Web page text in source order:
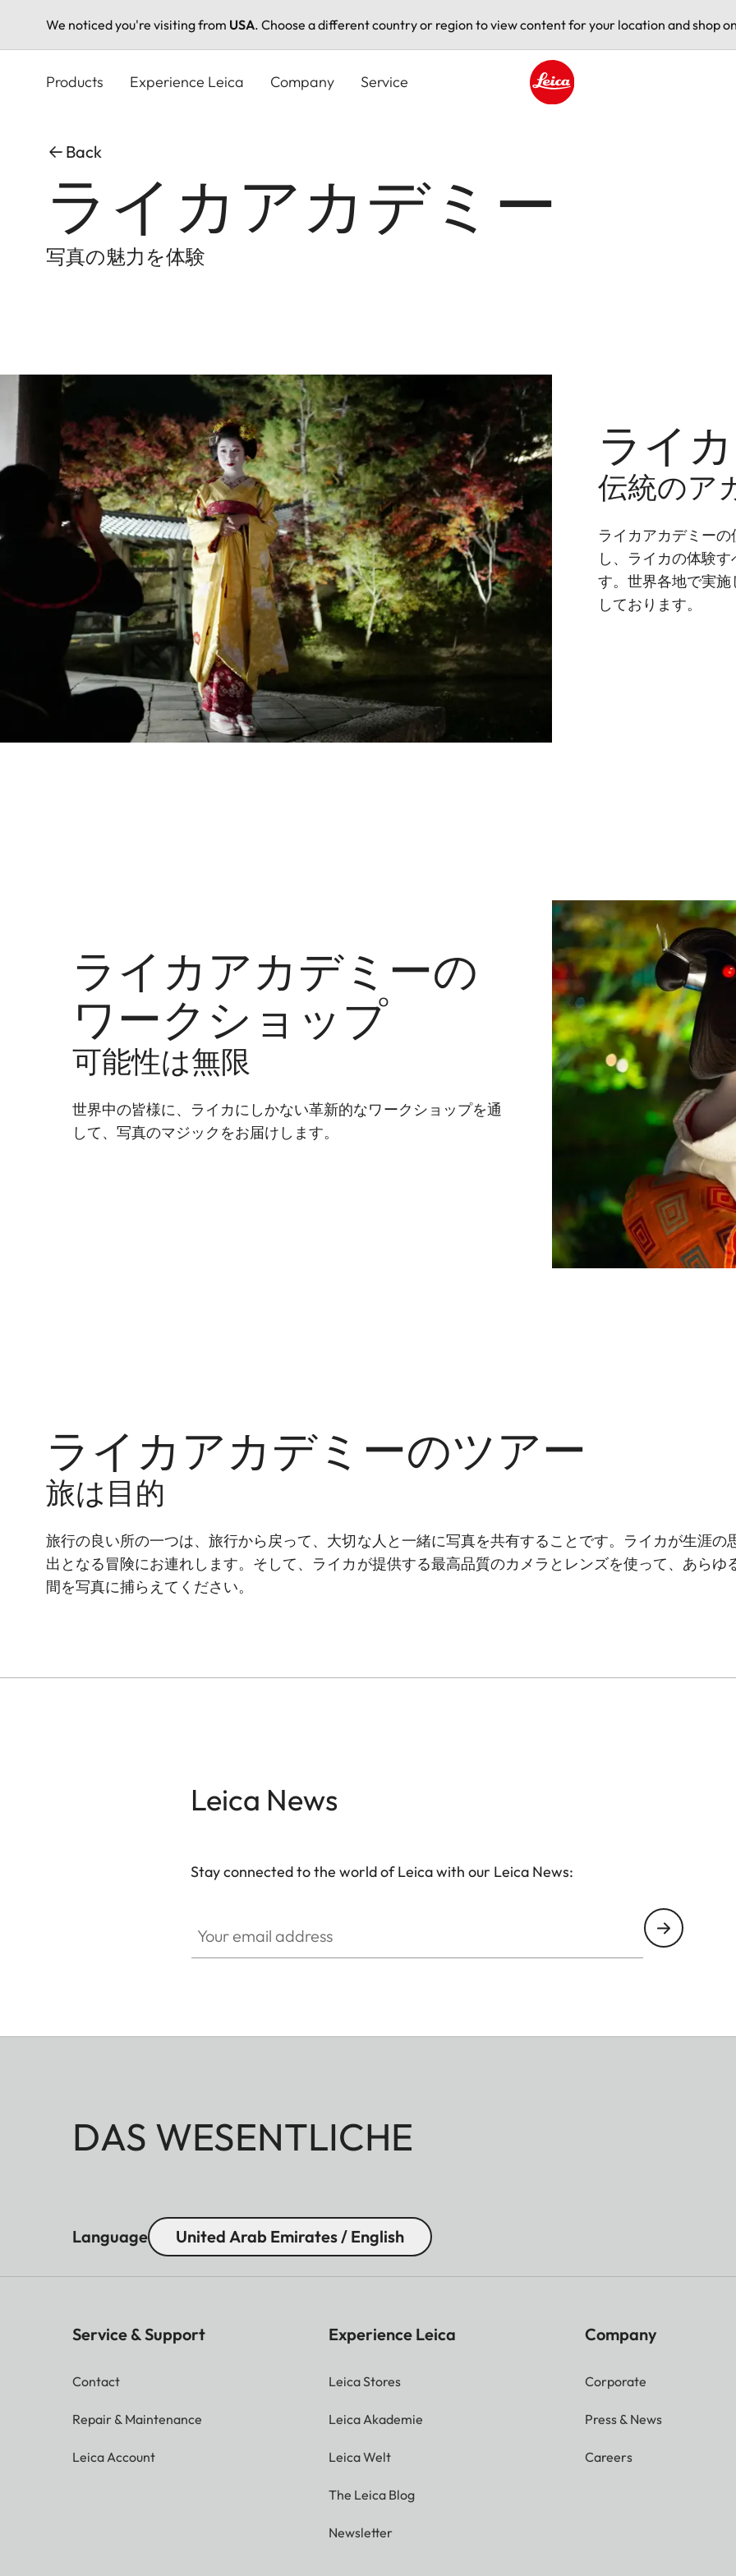
We noticed you're visiting from USA. Choose a different country or region to view content for your location and shop
Products Experience Leica Company Service
Back
ライカアカデミー
写真の魅力を体験
ライ
伝統のア
ライカアカデミー
し、ライカの体験
す。世界各地で実
しております。
ライカアカデミーの
ワークショップ
可能性は無限
世界中の皆様に、ライカにしかない革新的なワークショップを通
して、写真のマジックをお届けします。
ライカアカデミーのツアー
旅は目的
旅行の良い所の一つは、旅行から戻って、大切な人と一緒に写真を共有することです。ライカが生涯の
出となる冒険にお連れします。そして、ライカが提供する最高品質のカメラとレンズを使って、あらゆ
間を写真に捕らえてください。
Leica News
Stay connected to the world of Leica with our Leica News:
DAS WESENTLICHE
Language United Arab Emirates / English
Service & Support
Contact
Repair & Maintenance
Leica Account
Experience Leica
Leica Stores
Leica Akademie
Leica Welt
The Leica Blog
Newsletter
Company
Corporate
Press & News
Careers